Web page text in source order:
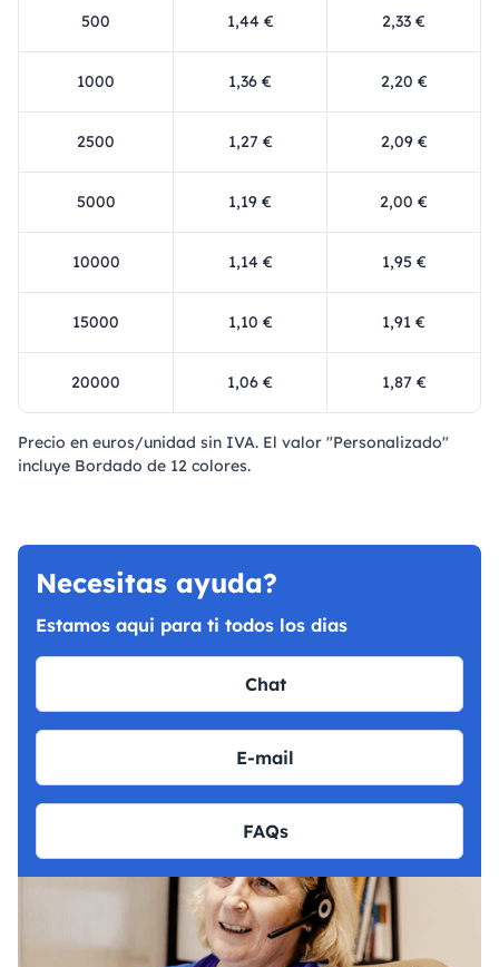
500 1,44 € 2,33 €
1000 1,36 € 2,20 €
2500 1,27 € 2,09 €
5000 1,19 € 2,00 €
10000 1,14 € 1,95 €
15000 1,10 € 1,91 €
20000 1,06 € 1,87 €
Precio en euros/unidad sin IVA. El valor "Personalizado"
incluye Bordado de 12 colores.
Necesitas ayuda?
Estamos aqui para ti todos los dias
Chat
E-mail
FAQs